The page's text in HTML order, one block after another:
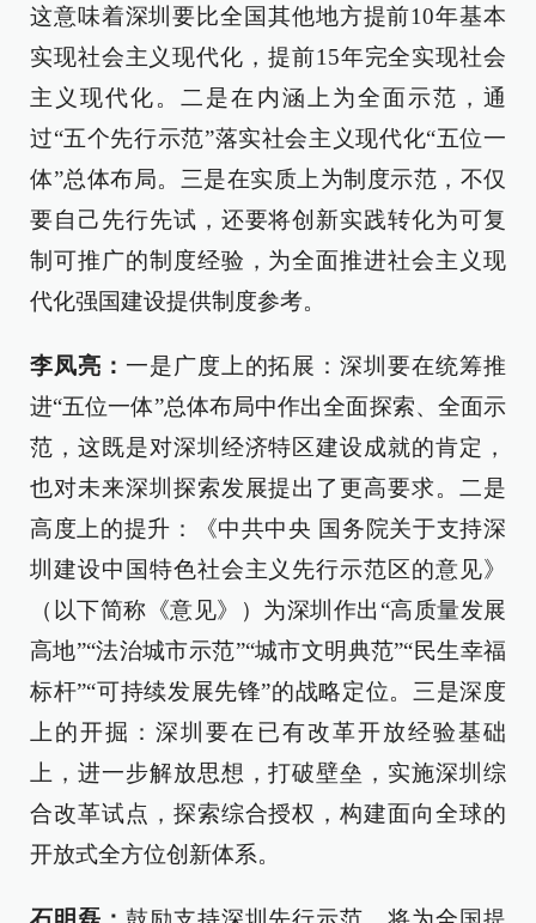
这意味着深圳要比全国其他地方提前10年基本
实现社会主义现代化，提前15年完全实现社会
主义现代化。二是在内涵上为全面示范，通
过“五个先行示范”落实社会主义现代化“五位一
体”总体布局。三是在实质上为制度示范，不仅
要自己先行先试，还要将创新实践转化为可复
制可推广的制度经验，为全面推进社会主义现
代化强国建设提供制度参考。
李凤亮： 一是广度上的拓展：深圳要在统筹推
进“五位一体”总体布局中作出全面探索、全面示
范，这既是对深圳经济特区建设成就的肯定，
也对未来深圳探索发展提出了更高要求。二是
高度上的提升：《中共中央 国务院关于支持深
圳建设中国特色社会主义先行示范区的意见》
（以下简称《意见》）为深圳作出“高质量发展
高地”“法治城市示范”“城市文明典范”“民生幸福
标杆”“可持续发展先锋”的战略定位。三是深度
上的开掘：深圳要在已有改革开放经验基础
上，进一步解放思想，打破壁垒，实施深圳综
合改革试点，探索综合授权，构建面向全球的
开放式全方位创新体系。